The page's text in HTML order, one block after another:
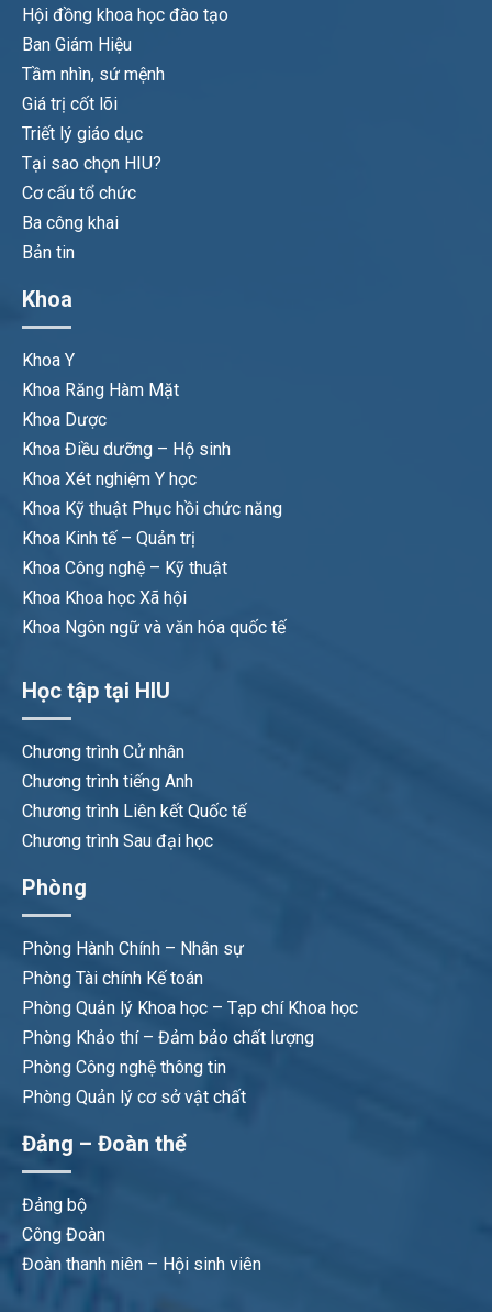
Hội đồng khoa học đào tạo
Ban Giám Hiệu
Tầm nhìn, sứ mệnh
Giá trị cốt lõi
Triết lý giáo dục
Tại sao chọn HIU?
Cơ cấu tổ chức
Ba công khai
Bản tin
Khoa
Khoa Y
Khoa Răng Hàm Mặt
Khoa Dược
Khoa Điều dưỡng – Hộ sinh
Khoa Xét nghiệm Y học
Khoa Kỹ thuật Phục hồi chức năng
Khoa Kinh tế – Quản trị
Khoa Công nghệ – Kỹ thuật
Khoa Khoa học Xã hội
Khoa Ngôn ngữ và văn hóa quốc tế
Học tập tại HIU
Chương trình Cử nhân
Chương trình tiếng Anh
Chương trình Liên kết Quốc tế
Chương trình Sau đại học
Phòng
Phòng Hành Chính – Nhân sự
Phòng Tài chính Kế toán
Phòng Quản lý Khoa học – Tạp chí Khoa học
Phòng Khảo thí – Đảm bảo chất lượng
Phòng Công nghệ thông tin
Phòng Quản lý cơ sở vật chất
Đảng – Đoàn thể
Đảng bộ
Công Đoàn
Đoàn thanh niên – Hội sinh viên